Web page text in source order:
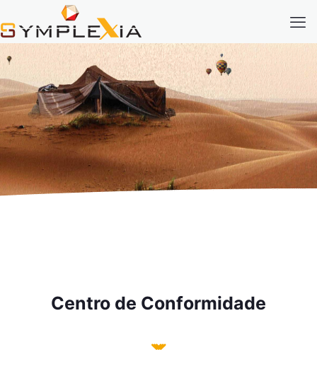
Centro de Conformidade